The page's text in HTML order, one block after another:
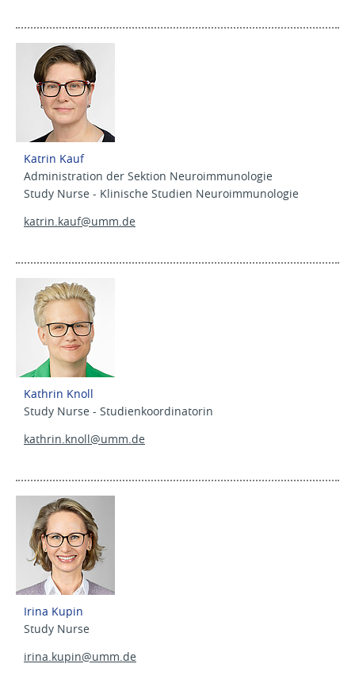
Katrin Kauf
Administration der Sektion Neuroimmunologie
Study Nurse - Klinische Studien Neuroimmunologie
katrin.kauf@umm.de
Kathrin Knoll
Study Nurse - Studienkoordinatorin
kathrin.knoll@umm.de
Irina Kupin
Study Nurse
irina.kupin@umm.de